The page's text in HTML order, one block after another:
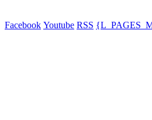
Facebook Youtube RSS